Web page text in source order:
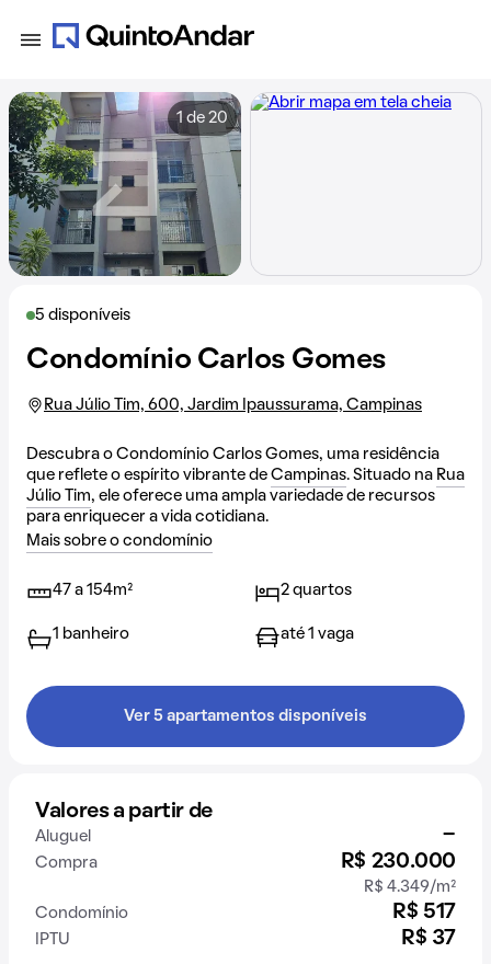
5 disponíveis
Condomínio Carlos Gomes
Rua Júlio Tim, 600, Jardim Ipaussurama, Campinas
Descubra o Condomínio Carlos Gomes, uma residência
que reflete o espírito vibrante de Campinas. Situado na Rua
Júlio Tim, ele oferece uma ampla variedade de recursos
para enriquecer a vida cotidiana.
Mais sobre o condomínio
47 a 154m² 2 quartos
1 banheiro até 1 vaga
Ver 5 apartamentos disponíveis
Valores a partir de
Aluguel -
Compra R$ 230.000
R$ 4.349/m²
Condomínio
R$ 517
IPTU R$ 37
1 de 20